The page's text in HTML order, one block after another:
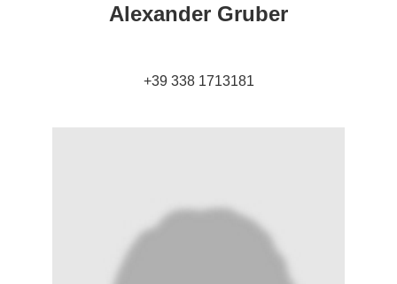
Alexander Gruber
+39 338 1713181